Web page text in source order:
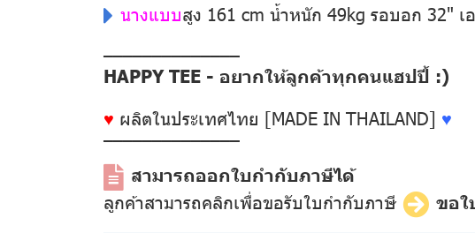
นางแบบสูง 161 cm น้ำหนัก 49kg รอบอก 32" เ
––––––––––––––
HAPPY TEE - อยากให้ลูกค้าทุกคนแฮปปี้ :)
♥ ผลิตในประเทศไทย [MADE IN THAILAND] ♥
––––––––––––––
สามารถออกใบกำกับภาษีได้
ลูกค้าสามารถคลิกเพื่อขอรับใบกำกับภาษี
ขอ